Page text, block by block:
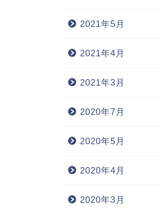
2021年5月
2021年4月
2021年3月
2020年7月
2020年5月
2020年4月
2020年3月